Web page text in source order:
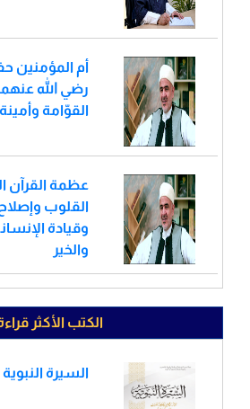
أم المؤمنين
رضي الله
القوّامة
عظمة القرآن
القلوب
وقيادة
والخير
الكتب الأكثر
السيرة النبوية